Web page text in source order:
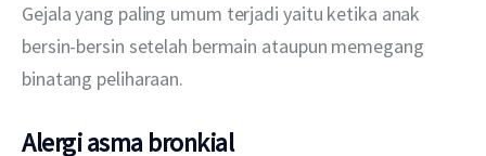
Gejala yang paling umum terjadi yaitu ketika anak
bersin-bersin setelah bermain ataupun memegang
binatang peliharaan.
Alergi asma bronkial